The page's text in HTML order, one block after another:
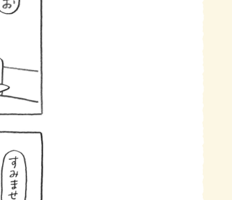
ロボット・イン・ザ・システム